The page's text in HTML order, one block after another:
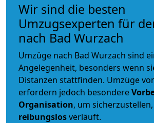
Wir sind die besten
Umzugsexperten für
nach Bad Wurzach
Umzüge nach Bad Wurzach sind
Angelegenheit, besonders wenn
Distanzen stattfinden. Umzüge
erfordern jedoch besondere
Organisation, um
reibungslosverläuft.